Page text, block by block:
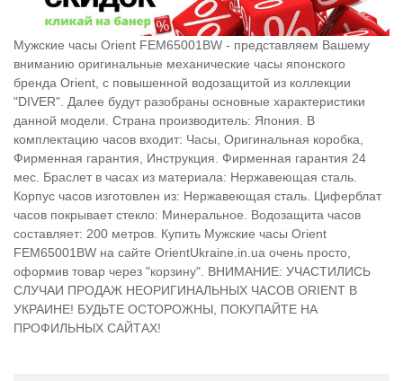
Мужские часы Orient FEM65001BW - представляем Вашему
вниманию оригинальные механические часы японского
бренда Orient, c повышенной водозащитой из коллекции
"DIVER". Далее будут разобраны основные характеристики
данной модели. Страна производитель: Япония. В
комплектацию часов входит: Часы, Оригинальная коробка,
Фирменная гарантия, Инструкция. Фирменная гарантия 24
мес. Браслет в часах из материала: Нержавеющая сталь.
Корпус часов изготовлен из: Нержавеющая сталь. Циферблат
часов покрывает стекло: Минеральное. Водозащита часов
составляет: 200 метров. Купить Мужские часы Orient
FEM65001BW на сайте OrientUkraine.in.ua очень просто,
оформив товар через "корзину". ВНИМАНИЕ: УЧАСТИЛИСЬ
СЛУЧАИ ПРОДАЖ НЕОРИГИНАЛЬНЫХ ЧАСОВ ORIENT В
УКРАИНЕ! БУДЬТЕ ОСТОРОЖНЫ, ПОКУПАЙТЕ НА
ПРОФИЛЬНЫХ САЙТАХ!